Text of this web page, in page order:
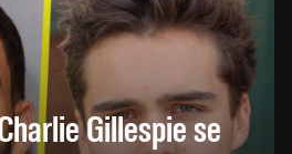
Gillespie se